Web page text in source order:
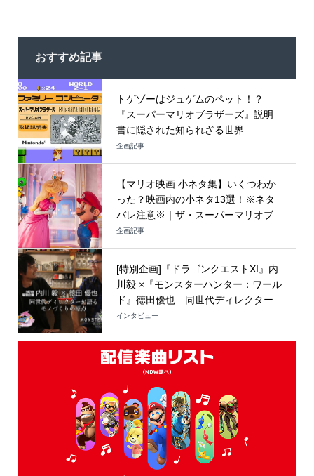
おすすめ記事
トゲゾーはジュゲムのペット！？
『スーパーマリオブラザーズ』説明
書に隠された知られざる世界
企画記事
【マリオ映画 小ネタ集】いくつわか
った？映画内の小ネタ13選！※ネタ
バレ注意※｜ザ・スーパーマリオブ...
企画記事
[特別企画]『ドラゴンクエストXI』内
川毅 ×『モンスターハンター：ワール
ド』徳田優也 同世代ディレクター...
インタビュー